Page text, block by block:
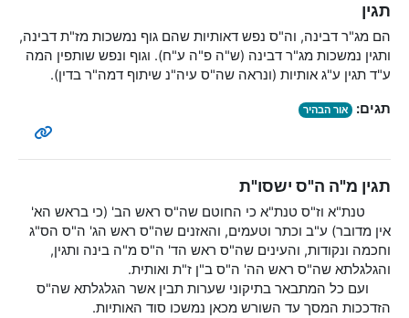
תגין
הם מג"ר דבינה, וה"ס נפש דאותיות שהם גוף נמשכות מז"ת דבינה,
ותגין נמשכות מג"ר דבינה (ש"ה פ"ה ע"ח). וגוף ונפש שותפין המה
ע"ד תגין ע"ג אותיות (ונראה שה"ס עיה"נ שיתוף דמה"ר בדין).
תגים: אור הבהיר
תגין מ"ה ה"ס ישסו"ת
טנת"א וז"ס טנת"א כי החוטם שה"ס ראש הב' (כי בראש הא'
אין מדובר) ע"ב וכתר וטעמים, והאזנים שה"ס ראש הג' ה"ס הס"ג
וחכמה ונקודות, והעינים שה"ס ראש הד' ה"ס מ"ה בינה ותגין,
והגלגלתא שה"ס ראש הה' ה"ס ב"ן ז"ת ואותית.
ועם כל המתבאר בתיקוני שערות תבין אשר הגלגלתא שה"ס
הזדככות המסך עד השורש מכאן נמשכו סוד האותיות.